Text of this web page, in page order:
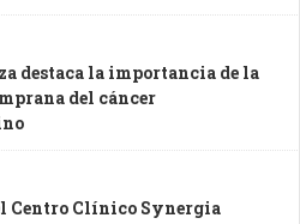
destaca la importancia de la
del cáncer
Centro Clínico Synergia